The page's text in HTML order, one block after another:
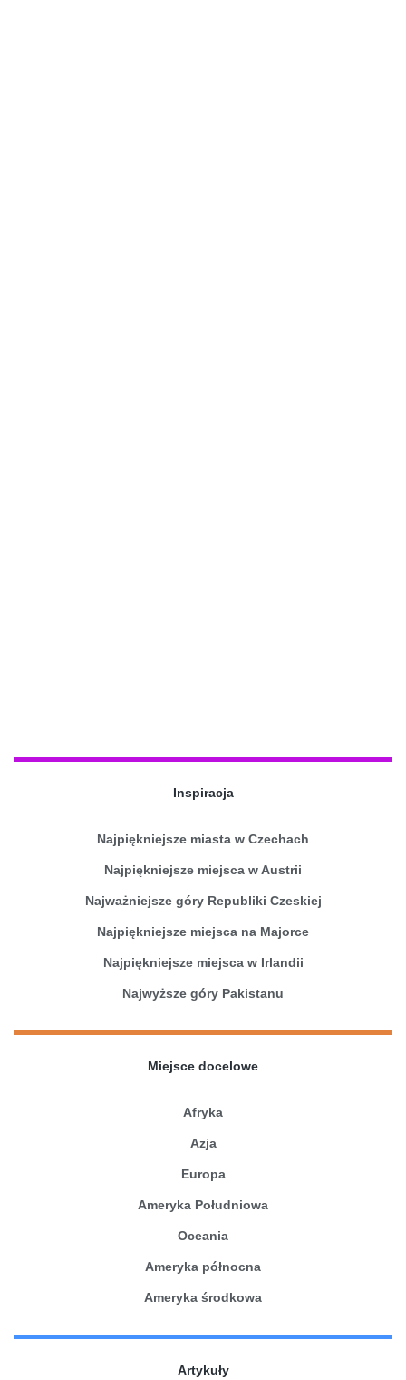
Inspiracja
Najpiękniejsze miasta w Czechach
Najpiękniejsze miejsca w Austrii
Najważniejsze góry Republiki Czeskiej
Najpiękniejsze miejsca na Majorce
Najpiękniejsze miejsca w Irlandii
Najwyższe góry Pakistanu
Miejsce docelowe
Afryka
Azja
Europa
Ameryka Południowa
Oceania
Ameryka północna
Ameryka środkowa
Artykuły